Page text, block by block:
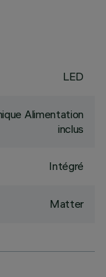
LED
Alimentation
inclus
Intégré
Matter